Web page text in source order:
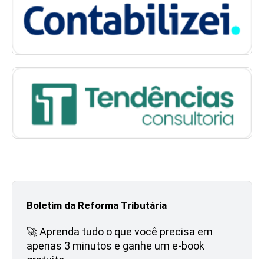
Boletim da Reforma Tributária
🚀 Aprenda tudo o que você precisa em
apenas 3 minutos e ganhe um e-book